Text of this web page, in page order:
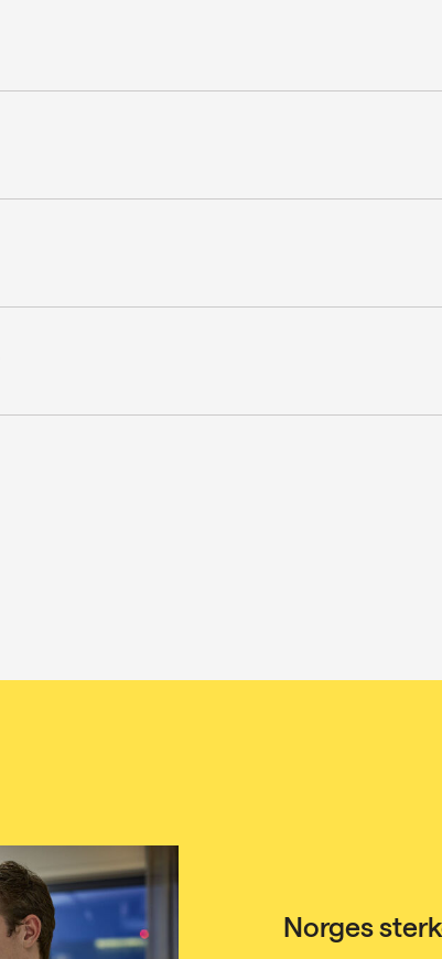
Norges